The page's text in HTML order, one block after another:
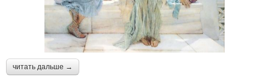
читать дальше →